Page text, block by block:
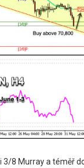
3/8 Murray a téměř